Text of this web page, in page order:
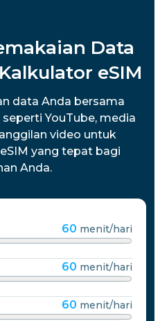
Data
eSIM
data Anda bersama
YouTube, media
video untuk
yang tepat bagi
Anda.
60 menit/hari
60 menit/hari
60 menit/hari